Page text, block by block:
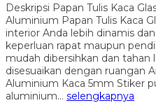
Deskripsi Papan Tulis Kaca
Aluminium Papan Tulis Kaca
interior Anda lebih dinamis
keperluan rapat maupun
mudah dibersihkan dan tahan
disesuaikan dengan ruangan
Aluminium Kaca 5mm Stiker
aluminium… selengkapnya